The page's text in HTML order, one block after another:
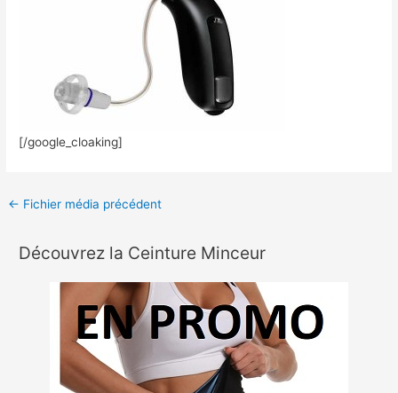
[/google_cloaking]
← Fichier média précédent
Découvrez la Ceinture Minceur